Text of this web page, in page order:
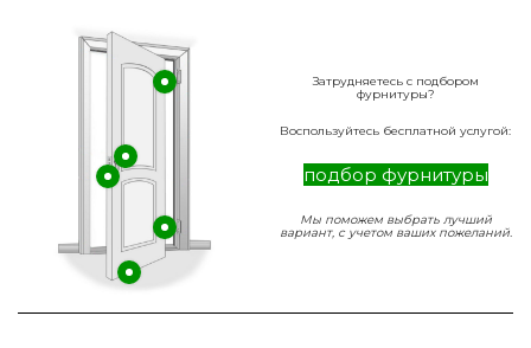
Затрудняетесь с подбором
фурнитуры?
Воспользуйтесь бесплатной услугой:
подбор фурнитуры
Мы поможем выбрать лучший
вариант, с учетом ваших пожеланий.